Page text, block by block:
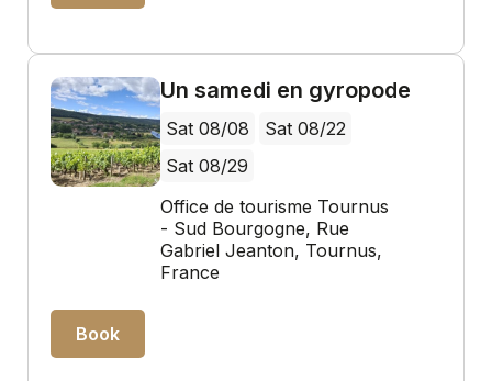
Un samedi en gyropode
Sat 08/08
Sat 08/22
Sat 08/29
Office de tourisme Tournus
- Sud Bourgogne, Rue
Gabriel Jeanton, Tournus,
France
Book